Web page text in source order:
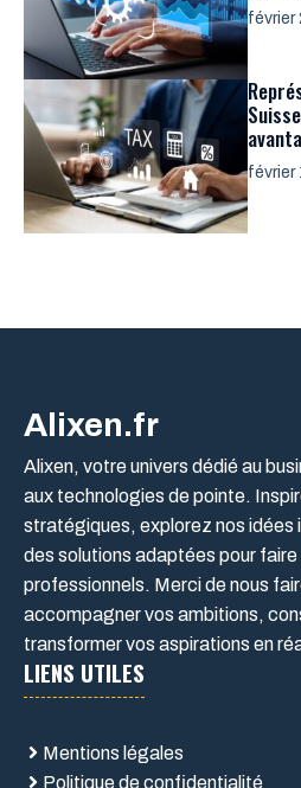
février
février
Alixen.fr
Alixen, votre univers dédié au
aux technologies de pointe.
stratégiques, explorez nos idées
des solutions adaptées pour
professionnels. Merci de nous
accompagner vos ambitions,
transformer vos aspirations en
LIENS UTILES
Mentions légales
Politique de confidentialité